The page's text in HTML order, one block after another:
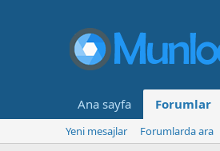
Ana sayfa Forumlar
Yeni mesajlar
Forumlarda ara